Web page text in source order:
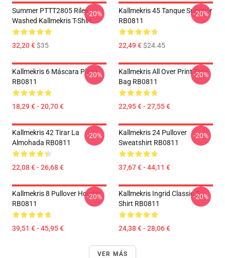
Summer PTTT2805 Riley
Washed Kallmekris T-Shirt
32,20 €$35
-20%
Kallmekris 45 Tanque Superior
RB0811
22,49 €$24.45
-20%
Kallmekris 6 Máscara Plana
RB0811
18,29 € - 20,70 €
-20%
Kallmekris All Over Print Tote
Bag RB0811
22,95 € - 27,55 €
-20%
Kallmekris 42 Tirar La
Almohada RB0811
22,08 € - 26,68 €
-20%
Kallmekris 24 Pullover
Sweatshirt RB0811
37,67 € - 44,11 €
-20%
Kallmekris 8 Pullover Hoodie
RB0811
39,51 € - 45,95 €
-20%
Kallmekris Ingrid Classic T-
Shirt RB0811
24,38 € - 28,06 €
-20%
VER MÁS